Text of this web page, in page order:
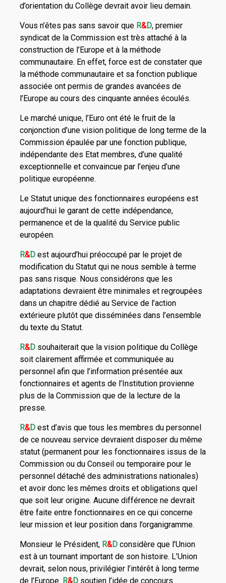
d’orientation du Collège devrait avoir lieu demain.
Vous n’êtes pas sans savoir que R&D, premier
syndicat de la Commission est très attaché à la
construction de l’Europe et à la méthode
communautaire. En effet, force est de constater que
la méthode communautaire et sa fonction publique
associée ont permis de grandes avancées de
l’Europe au cours des cinquante années écoulés.
Le marché unique, l’Euro ont été le fruit de la
conjonction d’une vision politique de long terme de la
Commission épaulée par une fonction publique,
indépendante des Etat membres, d’une qualité
exceptionnelle et convaincue par l’enjeu d’une
politique européenne.
Le Statut unique des fonctionnaires européens est
aujourd’hui le garant de cette indépendance,
permanence et de la qualité du Service public
européen.
R&D est aujourd’hui préoccupé par le projet de
modification du Statut qui ne nous semble à terme
pas sans risque. Nous considérons que les
adaptations devraient être minimales et regroupées
dans un chapitre dédié au Service de l’action
extérieure plutôt que disséminées dans l’ensemble
du texte du Statut.
R&D souhaiterait que la vision politique du Collège
soit clairement affirmée et communiquée au
personnel afin que l’information présentée aux
fonctionnaires et agents de l’Institution provienne
plus de la Commission que de la lecture de la
presse.
R&D est d’avis que tous les membres du personnel
de ce nouveau service devraient disposer du même
statut (permanent pour les fonctionnaires issus de la
Commission ou du Conseil ou temporaire pour le
personnel détaché des administrations nationales)
et avoir donc les mêmes droits et obligations quel
que soit leur origine. Aucune différence ne devrait
être faite entre fonctionnaires en ce qui concerne
leur mission et leur position dans l’organigramme.
Monsieur le Président, R&D considère que l’Union
est à un tournant important de son histoire. L’Union
devrait, selon nous, privilégier l’intérêt à long terme
de l’Europe. R&D soutien l’idée de concours